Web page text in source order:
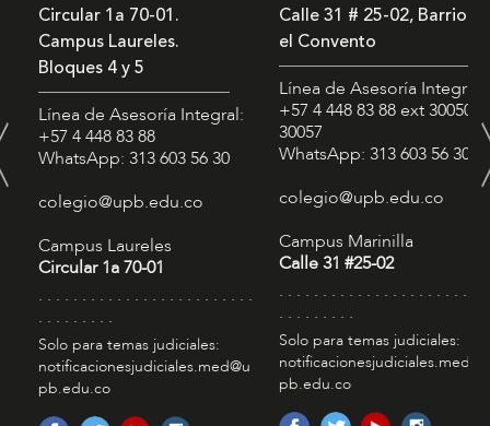
Circular 1a 70-01.
Campus Laureles.
Bloques 4 y 5
Línea de Asesoría Integral:
+57 4 448 83 88
WhatsApp: 313 603 56 30
colegio@upb.edu.co
Campus Laureles
Circular 1a 70-01
. . . . . . . . . . . . . . . . . . . . . . . . .
. . . . . . . . .
Solo para temas judiciales:
notificacionesjudiciales.med@u
pb.edu.co
Calle 31 # 25-02, Barrio
el Convento
Línea de Asesoría Integral:
+57 4 448 83 88ext 30050 -
30057
WhatsApp: 313 603 56 30
colegio@upb.edu.co
Campus Marinilla
Calle 31 #25-02
. . . . . . . . . . . . . . . . . . . . . . . .
. . . . . . . . .
Solo para temas judiciales:
notificacionesjudiciales.med@u
pb.edu.co